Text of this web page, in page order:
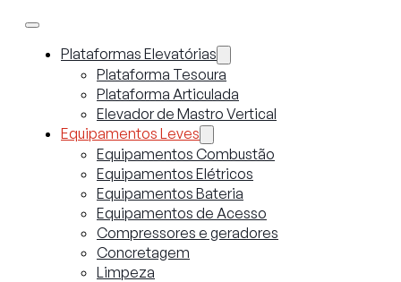
Plataformas Elevatórias
Plataforma Tesoura
Plataforma Articulada
Elevador de Mastro Vertical
Equipamentos Leves
Equipamentos Combustão
Equipamentos Elétricos
Equipamentos Bateria
Equipamentos de Acesso
Compressores e geradores
Concretagem
Limpeza